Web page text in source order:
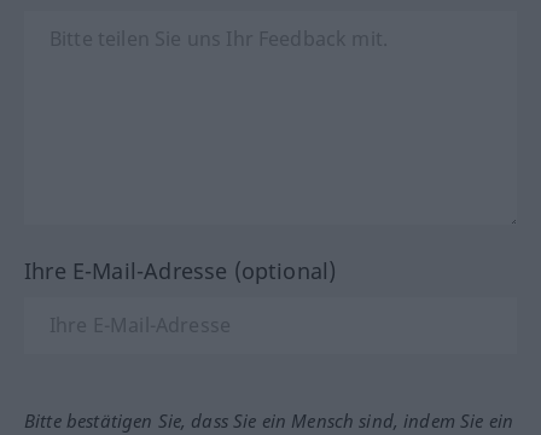
Ihre E-Mail-Adresse (optional)
Bitte bestätigen Sie, dass Sie ein Mensch sind, indem Sie ein